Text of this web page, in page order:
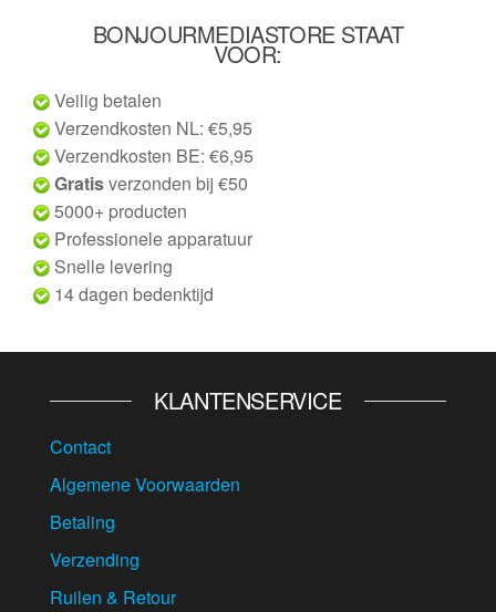
BONJOURMEDIASTORE STAAT
VOOR:
Veilig betalen
Verzendkosten NL: €5,95
Verzendkosten BE: €6,95
Gratisverzonden bij €50
5000+ producten
Professionele apparatuur
Snelle levering
14 dagen bedenktijd
KLANTENSERVICE
Contact
Algemene Voorwaarden
Betaling
Verzending
Ruilen & Retour